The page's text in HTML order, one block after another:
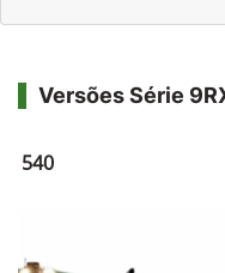
Versões Série
540